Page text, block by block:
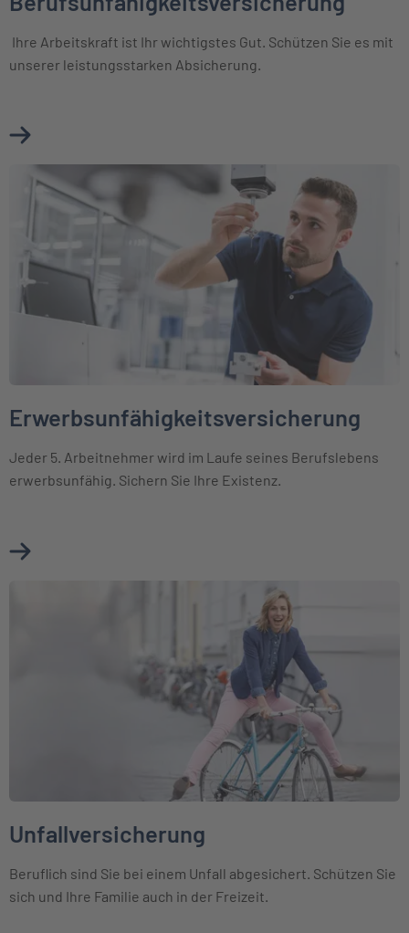
Ihre Arbeitskraft ist Ihr wichtigstes Gut. Schützen Sie es mit
unserer leistungsstarken Absicherung.
Mehr über Berufsunfähigkeitsversicherung erfahren
Weiter zu Erwerbsunfähigkeitsversicherung
Erwerbsunfähigkeitsversicherung
Jeder 5. Arbeitnehmer wird im Laufe seines Berufslebens
erwerbsunfähig. Sichern Sie Ihre Existenz.
Mehr über Erwerbsunfähigkeitsversicherung erfahren
Unfallversicherung
Beruflich sind Sie bei einem Unfall abgesichert. Schützen Sie
sich und Ihre Familie auch in der Freizeit.